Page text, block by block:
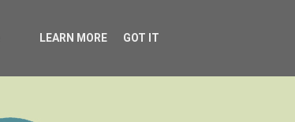
LEARN MORE GOT IT